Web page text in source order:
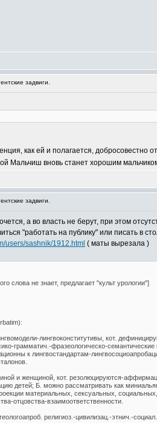
задвиги.
как ей и полагается,
Мальчиш вновь станет хорошим
задвиги.
а во власть не берут, при этом
"работать на публику" или писать в
users/sashnik/1912.html ( маты вырезала )
слова не знает, предлагает "культ урологии"]
лингвоконститутивы, кот.
грамматич.-фразеологическо-
к лингвостандартам-
и женщиной, кот. резолюцируются-
детей; Б. можно рассматривать как
материальных, сексуальных,
отцовства-взаимоответственности.
религиоз.-цивилизац.-этнич.-социал.